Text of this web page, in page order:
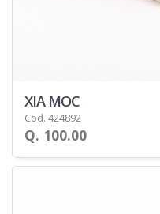
XIA MOC
Cod. 424892
Q. 100.00